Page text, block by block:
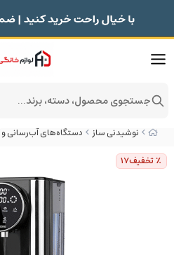
نوشیدنی ساز دستگاه‌های آب‌رسانی
٪ تخفیف17
جستجوی محصول، دسته، برند...